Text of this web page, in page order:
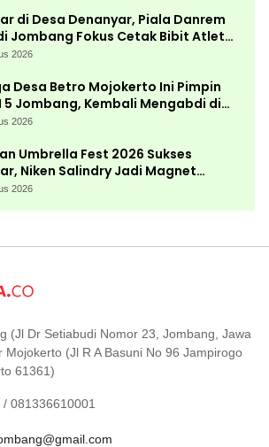
di Desa Denanyar, Piala Danrem
Jombang Fokus Cetak Bibit Atlet
Berprestasi
2026
Desa Betro Mojokerto Ini Pimpin
5 Jombang, Kembali Mengabdi di
2026
Umbrella Fest 2026 Sukses
Niken Salindry Jadi Magnet
Pengunjung
2026
(Jl Dr Setiabudi Nomor 23, Jombang, Jawa
Mojokerto (Jl R A Basuni No 96 Jampirogo
61361)
081336610001